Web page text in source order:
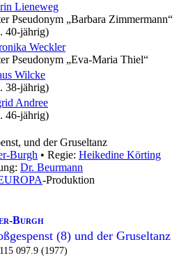
Lieneweg
Pseudonym „Barbara Zimmermann“
40‑jährig)
Weckler
Pseudonym „Eva-Maria Thiel“
Wilcke
38‑jährig)
Andree
46‑jährig)
und der Gruseltanz
Burgh • Regie: Heikedine Körting
Dr. Beurmann
-Produktion
Burgh
(8) und der Gruseltanz
097.9 (1977)